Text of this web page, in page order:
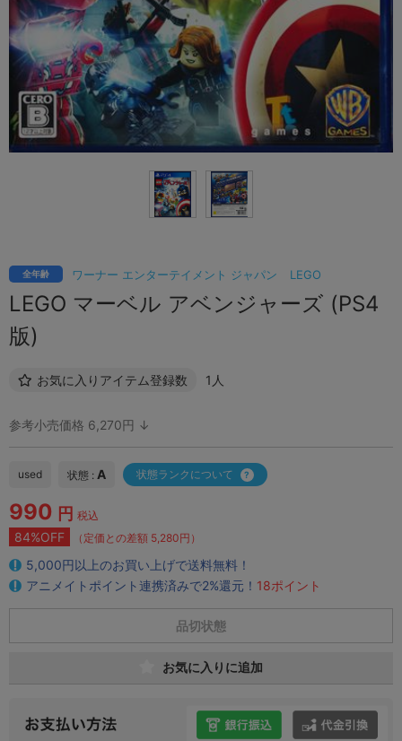
ワーナー エンターテイメント ジャパン LEGO
全年齢
LEGO マーベル アベンジャーズ (PS4
版)
お気に入りアイテム登録数 1人
参考小売価格 6,270円 ↓
used 状態 : A 状態ランクについて
990 円 税込
84%OFF （定価との差額 5,280円）
5,000円以上のお買い上げで送料無料！
アニメイトポイント連携済みで2%還元！ 18ポイント
品切状態
お気に入りに追加